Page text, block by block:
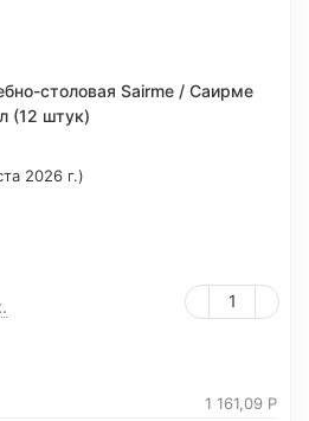
столовая Sairme / Саирме
(12 штук)
2026 г.)
1 161,09 Р